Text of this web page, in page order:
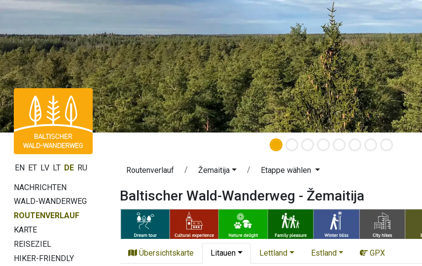
EN ET LV LT DE RU
NACHRICHTEN
WALD-WANDERWEG
ROUTENVERLAUF
KARTE
REISEZIEL
HIKER-FRIENDLY
Routenverlauf Žemaitija Etappe wählen
Baltischer Wald-Wanderweg - Žemaitija
Übersichtskarte Litauen Lettland Estland GPX